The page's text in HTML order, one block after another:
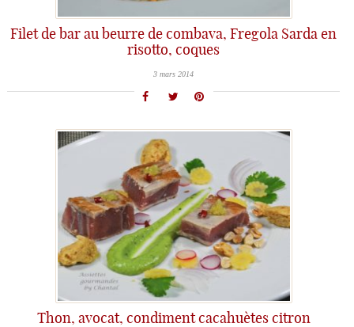
Filet de bar au beurre de combava, Fregola Sarda en
risotto, coques
3 mars 2014
Thon, avocat, condiment cacahuètes citron